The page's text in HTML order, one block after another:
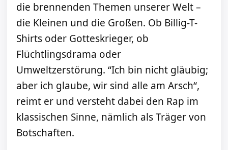
die brennenden Themen unserer Welt –
die Kleinen und die Großen. Ob Billig-T-
Shirts oder Gotteskrieger, ob
Flüchtlingsdrama oder
Umweltzerstörung. “Ich bin nicht gläubig;
aber ich glaube, wir sind alle am Arsch“,
reimt er und versteht dabei den Rap im
klassischen Sinne, nämlich als Träger von
Botschaften.